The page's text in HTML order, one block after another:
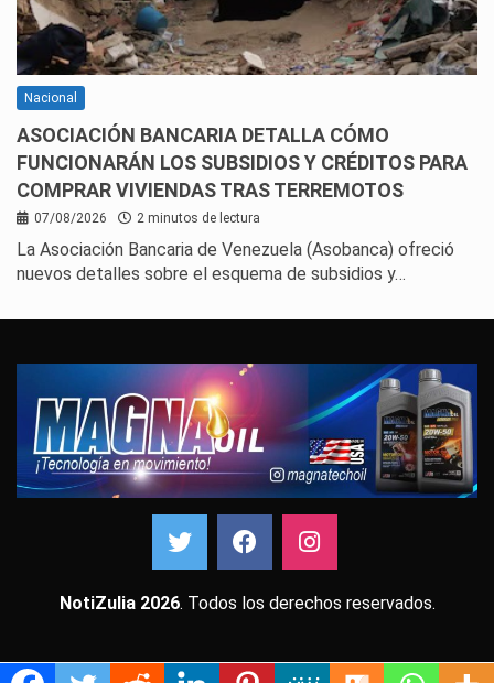
Nacional
ASOCIACIÓN BANCARIA DETALLA CÓMO
FUNCIONARÁN LOS SUBSIDIOS Y CRÉDITOS PARA
COMPRAR VIVIENDAS TRAS TERREMOTOS
07/08/2026 2 minutos de lectura
La Asociación Bancaria de Venezuela (Asobanca) ofreció
nuevos detalles sobre el esquema de subsidios y…
NotiZulia 2026. Todos los derechos reservados.